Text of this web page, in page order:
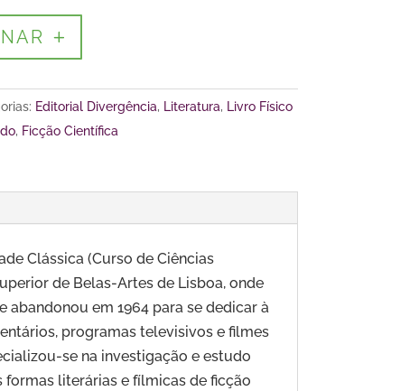
Editorial Divergência, Literatura, Livro Físico
, Ficção Científica
Clássica (Curso de Ciências
de Belas-Artes de Lisboa, onde
em 1964 para se dedicar à
programas televisivos e filmes
se na investigação e estudo
literárias e fílmicas de ficção